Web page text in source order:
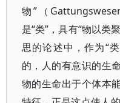
物”（
是“类”，具有“物以类
思的论述中，作为“
的，人的有意识的生
物的生命出于个体本